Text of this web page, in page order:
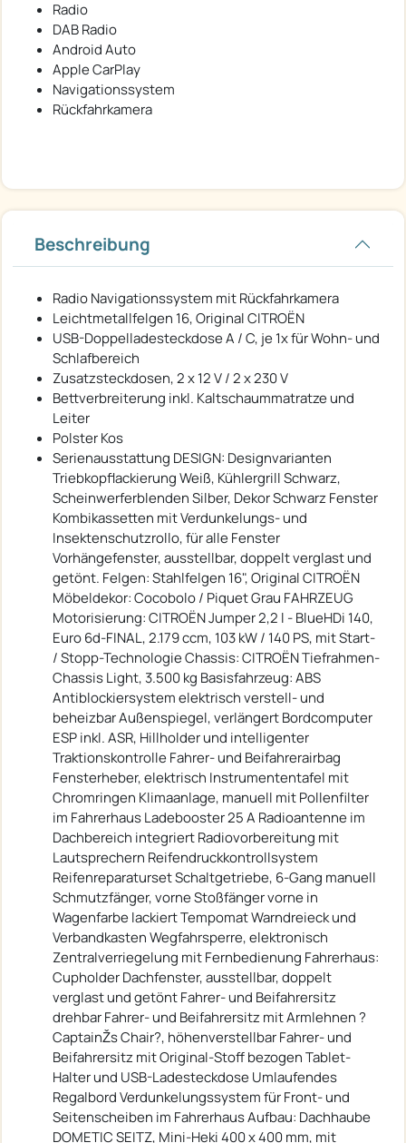
Radio
DAB Radio
Android Auto
Apple CarPlay
Navigationssystem
Rückfahrkamera
Beschreibung
Radio Navigationssystem mit Rückfahrkamera
Leichtmetallfelgen 16, Original CITROËN
USB-Doppelladesteckdose A / C, je 1x für Wohn- und
Schlafbereich
Zusatzsteckdosen, 2 x 12 V / 2 x 230 V
Bettverbreiterung inkl. Kaltschaummatratze und
Leiter
Polster Kos
Serienausstattung DESIGN: Designvarianten
Triebkopflackierung Weiß, Kühlergrill Schwarz,
Scheinwerferblenden Silber, Dekor Schwarz Fenster
Kombikassetten mit Verdunkelungs- und
Insektenschutzrollo, für alle Fenster
Vorhängefenster, ausstellbar, doppelt verglast und
getönt. Felgen: Stahlfelgen 16", Original CITROËN
Möbeldekor: Cocobolo / Piquet Grau FAHRZEUG
Motorisierung: CITROËN Jumper 2,2 l - BlueHDi 140,
Euro 6d-FINAL, 2.179 ccm, 103 kW / 140 PS, mit Start-
/ Stopp-Technologie Chassis: CITROËN Tiefrahmen-
Chassis Light, 3.500 kg Basisfahrzeug: ABS
Antiblockiersystem elektrisch verstell- und
beheizbar Außenspiegel, verlängert Bordcomputer
ESP inkl. ASR, Hillholder und intelligenter
Traktionskontrolle Fahrer- und Beifahrerairbag
Fensterheber, elektrisch Instrumententafel mit
Chromringen Klimaanlage, manuell mit Pollenfilter
im Fahrerhaus Ladebooster 25 A Radioantenne im
Dachbereich integriert Radiovorbereitung mit
Lautsprechern Reifendruckkontrollsystem
Reifenreparaturset Schaltgetriebe, 6-Gang manuell
Schmutzfänger, vorne Stoßfänger vorne in
Wagenfarbe lackiert Tempomat Warndreieck und
Verbandkasten Wegfahrsperre, elektronisch
Zentralverriegelung mit Fernbedienung Fahrerhaus:
Cupholder Dachfenster, ausstellbar, doppelt
verglast und getönt Fahrer- und Beifahrersitz
drehbar Fahrer- und Beifahrersitz mit Armlehnen ?
CaptainŽs Chair?, höhenverstellbar Fahrer- und
Beifahrersitz mit Original-Stoff bezogen Tablet-
Halter und USB-Ladesteckdose Umlaufendes
Regalbord Verdunkelungssystem für Front- und
Seitenscheiben im Fahrerhaus Aufbau: Dachhaube
DOMETIC SEITZ, Mini-Heki 400 x 400 mm, mit